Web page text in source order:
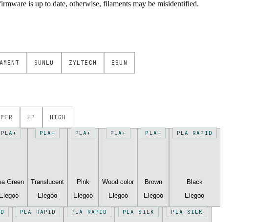
is up to date, otherwise, filaments may be misidentified.
SUNLU ZYLTECH ESUN
HP HIGH
PLA+
Green
Elegoo
PLA+
Translucent
Elegoo
PLA+
Pink
Elegoo
PLA+
Wood color
Elegoo
PLA+
Brown
Elegoo
PLA RAPID
Black
Elegoo
PLA RAPID PLA RAPID PLA SILK PLA SILK